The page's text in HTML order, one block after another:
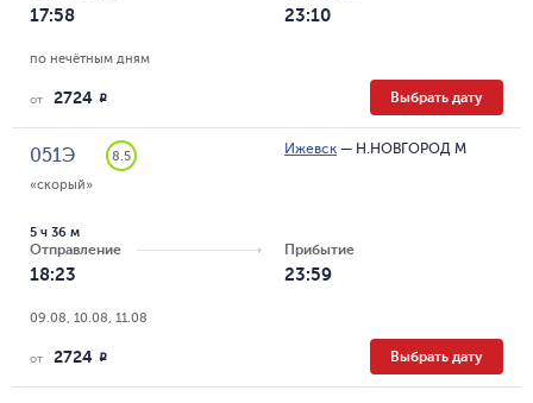
17:58 23:10
по нечётным дням
от 2724 R Выбрать дату
051Э
8.5
«скорый»
Ижевск — Н.НОВГОРОД М
Отправление
18:23
5 ч 36 м
Прибытие
23:59
09.08, 10.08, 11.08
от 2724 R Выбрать дату